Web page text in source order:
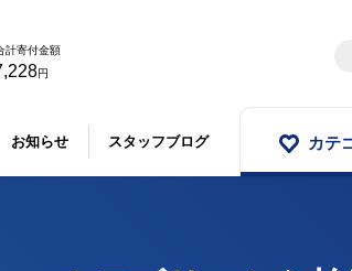
計寄付金額
円
お知らせ スタッフブログ カテ